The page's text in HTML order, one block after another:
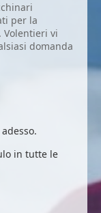
per la
Volentieri vi
domanda
in tutte le